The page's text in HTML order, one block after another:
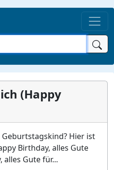
(Happy
Hier ist
Birthday, alles Gute
Gute für...